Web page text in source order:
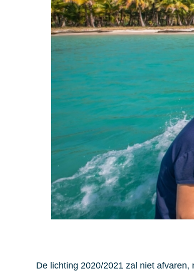
De lichting 2020/2021 zal niet